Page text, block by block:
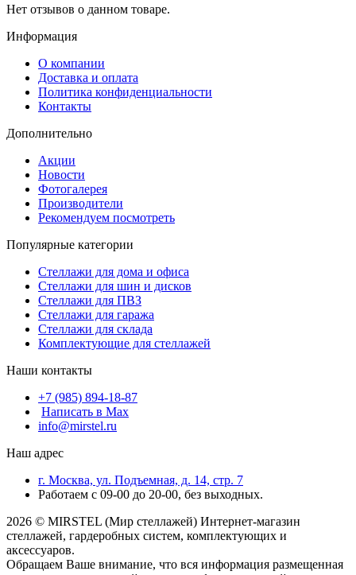
Нет отзывов о данном товаре.
Информация
О компании
Доставка и оплата
Политика конфиденциальности
Контакты
Дополнительно
Акции
Новости
Фотогалерея
Производители
Рекомендуем посмотреть
Популярные категории
Стеллажи для дома и офиса
Стеллажи для шин и дисков
Стеллажи для ПВЗ
Стеллажи для гаража
Стеллажи для склада
Комплектующие для стеллажей
Наши контакты
+7 (985) 894-18-87
Написать в Max
info@mirstel.ru
Наш адрес
г. Москва, ул. Подъемная, д. 14, стр. 7
Работаем с 09-00 до 20-00, без выходных.
2026 © MIRSTEL (Мир стеллажей) Интернет-магазин
стеллажей, гардеробных систем, комплектующих и
аксессуаров.
Обращаем Ваше внимание, что вся информация размещенная